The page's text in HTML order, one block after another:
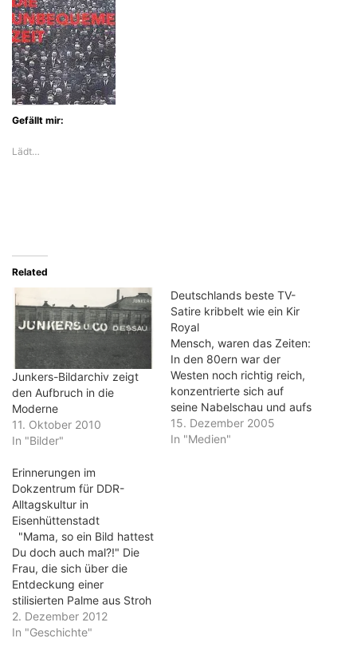
Gefällt mir:
Lädt…
Related
Junkers-Bildarchiv zeigt
den Aufbruch in die
Moderne
11. Oktober 2010
In "Bilder"
Deutschlands beste TV-
Satire kribbelt wie ein Kir
Royal
Mensch, waren das Zeiten:
In den 80ern war der
Westen noch richtig reich,
konzentrierte sich auf
seine Nabelschau und aufs
Vergnügen. Kir Royal war
die sechsteilige TV-Serie,
15. Dezember 2005
In "Medien"
Erinnerungen im
Dokzentrum für DDR-
Alltagskultur in
Eisenhüttenstadt
"Mama, so ein Bild hattest
Du doch auch mal?!" Die
Frau, die sich über die
Entdeckung einer
stilisierten Palme aus Stroh
auf Holz freut, ist Mitte 40.
Ihre Mutter dürfte ungefähr
2. Dezember 2012
In "Geschichte"